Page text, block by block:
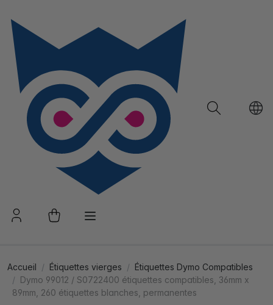
Accueil Étiquettes vierges
Étiquettes Dymo Compatibles
Dymo 99012 / S0722400 étiquettes compatibles, 36mm x
89mm, 260 étiquettes blanches, permanentes